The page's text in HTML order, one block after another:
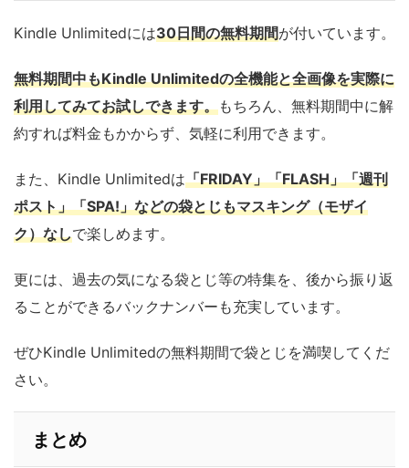
Kindle Unlimitedには30日間の無料期間が付いています。
無料期間中もKindle Unlimitedの全機能と全画像を実際に
利用してみてお試しできます。もちろん、無料期間中に解
約すれば料金もかからず、気軽に利用できます。
また、Kindle Unlimitedは「FRIDAY」「FLASH」「週刊
ポスト」「SPA!」などの袋とじもマスキング（モザイ
ク）なしで楽しめます。
更には、過去の気になる袋とじ等の特集を、後から振り返
ることができるバックナンバーも充実しています。
ぜひKindle Unlimitedの無料期間で袋とじを満喫してくだ
さい。
まとめ